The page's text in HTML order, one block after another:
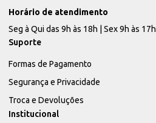
Horário de atendimento
Seg à Qui das 9h às 18h | Sex 9h às 17h
Suporte
Formas de Pagamento
Segurança e Privacidade
Troca e Devoluções
Institucional